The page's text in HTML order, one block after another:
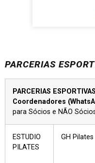
PARCERIAS
PARCERIAS
Coordenadores
para Sócios e NÃO
ESTUDIO
PILATES
GH Pilates